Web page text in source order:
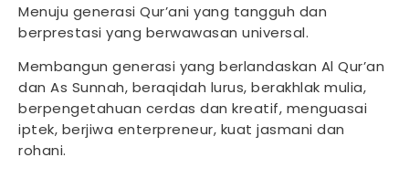
Menuju generasi Qur’ani yang tangguh dan
berprestasi yang berwawasan universal.
Membangun generasi yang berlandaskan Al Qur’an
dan As Sunnah, beraqidah lurus, berakhlak mulia,
berpengetahuan cerdas dan kreatif, menguasai
iptek, berjiwa enterpreneur, kuat jasmani dan
rohani.